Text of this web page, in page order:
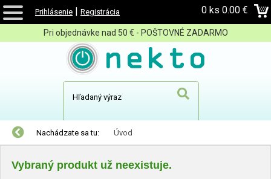
Prihlásenie | Registrácia 0 ks 0.00 €
Pri objednávke nad 50 € - POŠTOVNÉ ZADARMO
Nachádzate sa tu: Úvod
Vybraný produkt už neexistuje.